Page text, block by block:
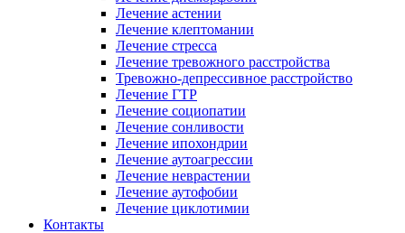
Лечение астении
Лечение клептомании
Лечение стресса
Лечение тревожного расстройства
Тревожно-депрессивное расстройство
Лечение ГТР
Лечение социопатии
Лечение сонливости
Лечение ипохондрии
Лечение аутоагрессии
Лечение неврастении
Лечение аутофобии
Лечение циклотимии
Контакты